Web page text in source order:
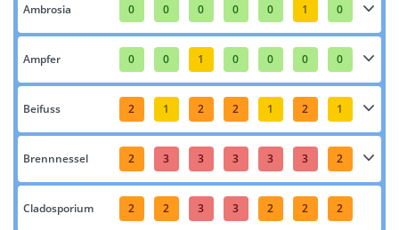
Ambrosia 0 0 0 0 0 1 0
Ampfer 0 0 1 0 0 0 0
Beifuss 2 1 2 2 1 2 1
Brennnessel 2 3 3 3 3 3 2
Cladosporium 2 2 3 3 2 2 2